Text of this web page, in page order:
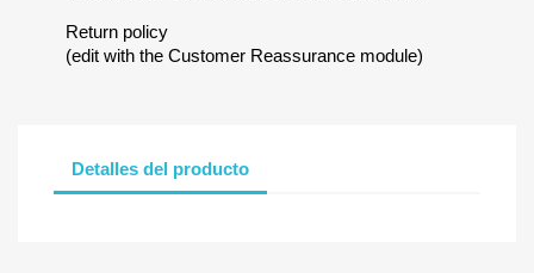
Return policy
(edit with the Customer Reassurance module)
Detalles del producto